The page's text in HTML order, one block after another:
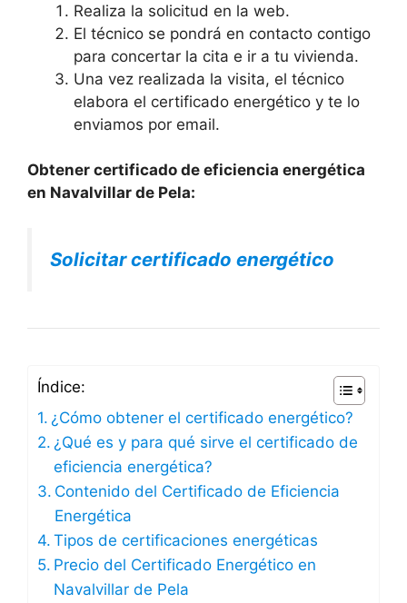
Realiza la solicitud en la web.
El técnico se pondrá en contacto contigo
para concertar la cita e ir a tu vivienda.
Una vez realizada la visita, el técnico
elabora el certificado energético y te lo
enviamos por email.
Obtener certificado de eficiencia energética
en Navalvillar de Pela:
Solicitar certificado energético
Índice:
¿Cómo obtener el certificado energético?
¿Qué es y para qué sirve el certificado de
eficiencia energética?
Contenido del Certificado de Eficiencia
Energética
Tipos de certificaciones energéticas
Precio del Certificado Energético en
Navalvillar de Pela